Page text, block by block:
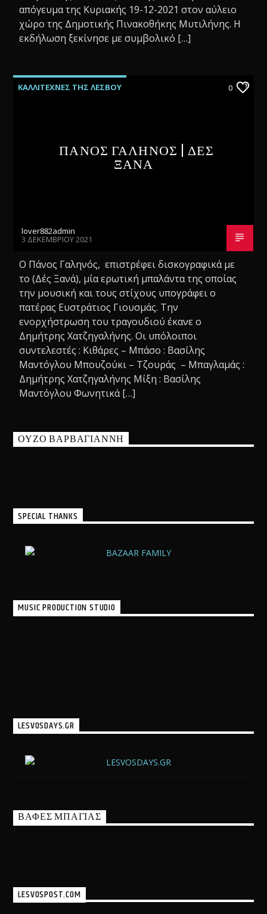
απόγευμα της Κυριακής 19-12-2021 στον αύλειο
χώρο της Δημοτικής Πινακοθήκης Μυτιλήνης. Η
εκδήλωση ξεκίνησε με συμβολικό […]
ΚΑΛΛΙΤΕΧΝΕΣ ΤΗΣ ΛΕΣΒΟΥ
0
ΠΑΝΟΣ ΓΑΛΗΝΟΣ | ΔΕΣ
ΞΑΝΑ
lover882admin
3 ΔΕΚΕΜΒΡΊΟΥ 2021
Ο Πάνος Γαληνός, επιστρέφει δισκογραφικά με
το (Δές Ξανά), μία ερωτική μπαλάντα της οποίας
την μουσική και τους στίχους υπογράφει ο
πατέρας Ευστράτιος Γιουσμάς. Την
ενορχήστρωση του τραγουδιού έκανε ο
Δημήτρης Χατζηγαλήνης. Οι υπόλοιποι
συντελεστές : Κιθάρες – Μπάσο : Βασίλης
Μαντόγλου Μπουζούκι – Τζουράς – Μπαγλαμάς :
Δημήτρης Χατζηγαλήνης Μίξη : Βασίλης
Μαντόγλου Φωνητικά […]
ΟΥΖΟ ΒΑΡΒΑΓΙΑΝΝΗ
SPECIAL THANKS
MUSIC PRODUCTION STUDIO
LESVOSDAYS.GR
ΒΑΦΕΣ ΜΠΑΓΙΑΣ
LESVOSPOST.COM